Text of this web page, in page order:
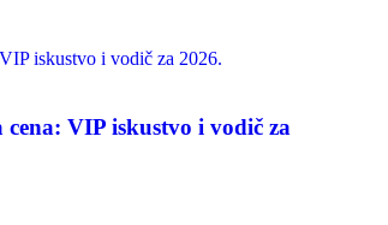
VIP iskustvo i vodič za